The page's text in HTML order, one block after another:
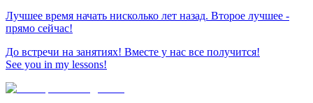
Лучшее время начать нисколько лет назад. Второе лучшее -
прямо сейчас!
До встречи на занятиях! Вместе у нас все получится!
See you in my lessons!